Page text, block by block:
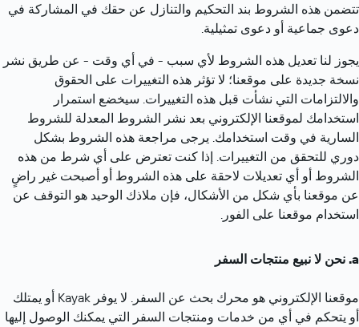
تتضمن هذه الشروط بند التحكيم والتنازل عن حقك في المشاركة في
دعوى جماعية أو دعوى تمثيلية.
يجوز لنا تعديل هذه الشروط لأي سبب - في أي وقت - عن طريق نشر
نسخة جديدة على موقعنا؛ لا تؤثر هذه التغييرات على الحقوق
والالتزامات التي نشأت قبل هذه التغييرات. سيخضع استمرار
استخدامك لموقعنا الإلكتروني بعد نشر الشروط المعدلة للشروط
السارية في وقت استخدامك. يرجى مراجعة هذه الشروط بشكل
دوري للتحقق من التغييرات. إذا كنت تعترض على أي شرط من هذه
الشروط أو أي تعديلات لاحقة على هذه الشروط أو أصبحت غير راضٍ
عن موقعنا بأي شكل من الأشكال، فإن ملاذك الوحيد هو التوقف عن
استخدام موقعنا على الفور.
نحن لا نبيع منتجات السفر
موقعنا الإلكتروني هو محرك بحث عن السفر. لا يوفر Kayak أو يمتلك
أو يتحكم في أي من خدمات ومنتجات السفر التي يمكنك الوصول إليها